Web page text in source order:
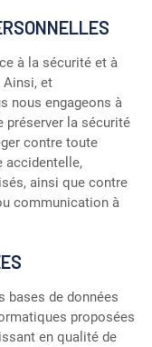
à la sécurité et à
Ainsi, et
nous engageons à
préserver la sécurité
contre toute
accidentelle,
ainsi que contre
communication à
bases de données
proposées
en qualité de